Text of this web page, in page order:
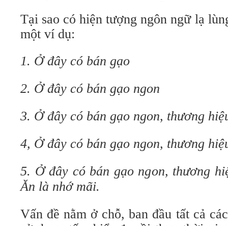
Tại sao có hiện tượng ngôn ngữ lạ
một ví dụ:
1. Ở đây có bán gạo
2. Ở đây có bán gạo ngon
3. Ở đây có bán gạo ngon, thương
4, Ở đây có bán gạo ngon, thương
5. Ở đây có bán gạo ngon, thương
Ăn là nhớ mãi.
Vấn đề nằm ở chỗ, ban đầu tất cả